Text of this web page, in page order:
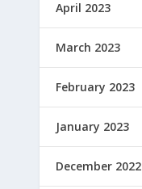
April 2023
March 2023
February 2023
January 2023
December 2022